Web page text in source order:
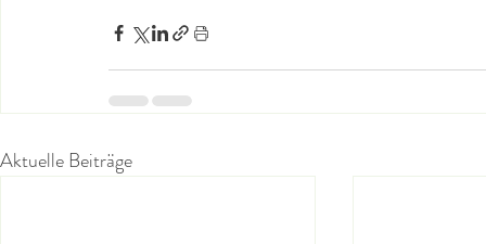
Aktuelle Beiträge